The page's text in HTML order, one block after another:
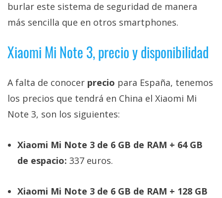
burlar este sistema de seguridad de manera
más sencilla que en otros smartphones.
Xiaomi Mi Note 3, precio y disponibilidad
A falta de conocer precio para España, tenemos
los precios que tendrá en China el Xiaomi Mi
Note 3, son los siguientes:
Xiaomi Mi Note 3 de 6 GB de RAM + 64 GB
de espacio: 337 euros.
Xiaomi Mi Note 3 de 6 GB de RAM + 128 GB